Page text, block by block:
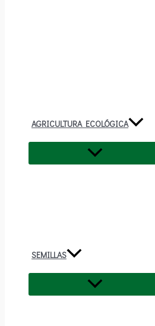
AGRICULTURA ECOLÓGICA
SEMILLAS